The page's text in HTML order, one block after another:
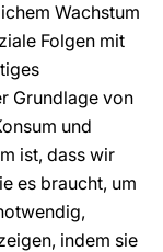
Wachstum
Folgen mit
Grundlage von
und
ist, dass wir
es braucht, um
indem sie